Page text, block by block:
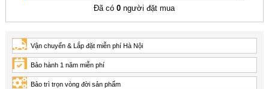
Đã có0 người đặt mua
Vận chuyển & Lắp đặt miễn phí Hà Nội
Bảo hành 1 năm miễn phí
Bảo trì trọn vòng đời sản phẩm